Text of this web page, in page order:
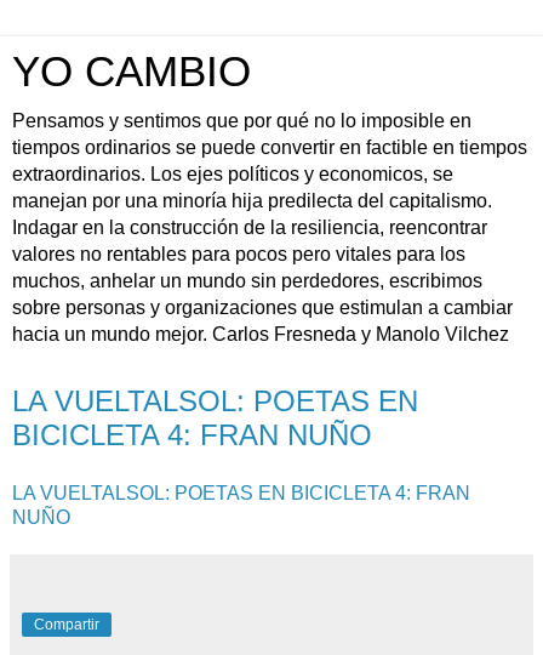
YO CAMBIO
Pensamos y sentimos que por qué no lo imposible en
tiempos ordinarios se puede convertir en factible en tiempos
extraordinarios. Los ejes políticos y economicos, se
manejan por una minoría hija predilecta del capitalismo.
Indagar en la construcción de la resiliencia, reencontrar
valores no rentables para pocos pero vitales para los
muchos, anhelar un mundo sin perdedores, escribimos
sobre personas y organizaciones que estimulan a cambiar
hacia un mundo mejor. Carlos Fresneda y Manolo Vilchez
LA VUELTALSOL: POETAS EN
BICICLETA 4: FRAN NUÑO
LA VUELTALSOL: POETAS EN BICICLETA 4: FRAN
NUÑO
Compartir